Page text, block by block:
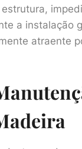
a instalação
atraente